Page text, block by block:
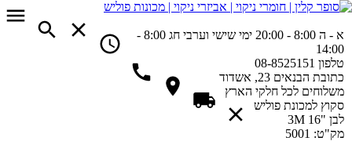
א - ה 8:00 - 20:00
ימי שישי וערבי חג 8:00 -
14:00
טלפון 08-8525151
כתובת הבנאים 23, אשדוד
משלוחים לכל חלקי הארץ
סקוץ למכונת פוליש
לבן "16 3M
מק"ט: 5001